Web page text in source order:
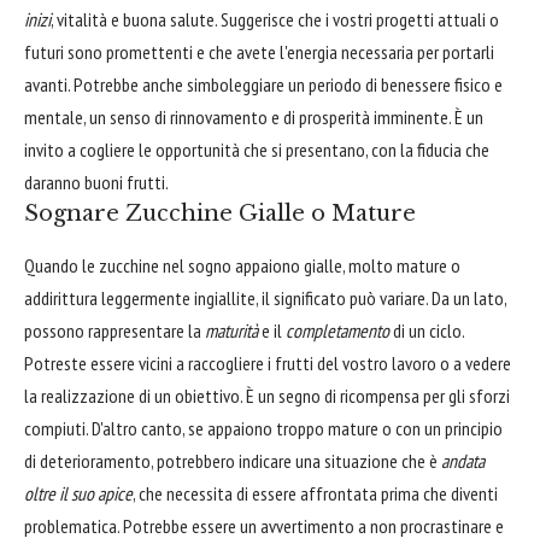
inizi, vitalità e buona salute. Suggerisce che i vostri progetti attuali o
futuri sono promettenti e che avete l'energia necessaria per portarli
avanti. Potrebbe anche simboleggiare un periodo di benessere fisico e
mentale, un senso di rinnovamento e di prosperità imminente. È un
invito a cogliere le opportunità che si presentano, con la fiducia che
daranno buoni frutti.
Sognare Zucchine Gialle o Mature
Quando le zucchine nel sogno appaiono gialle, molto mature o
addirittura leggermente ingiallite, il significato può variare. Da un lato,
possono rappresentare la maturitàe il completamentodi un ciclo.
Potreste essere vicini a raccogliere i frutti del vostro lavoro o a vedere
la realizzazione di un obiettivo. È un segno di ricompensa per gli sforzi
compiuti. D'altro canto, se appaiono troppo mature o con un principio
di deterioramento, potrebbero indicare una situazione che è andata
oltre il suo apice, che necessita di essere affrontata prima che diventi
problematica. Potrebbe essere un avvertimento a non procrastinare e